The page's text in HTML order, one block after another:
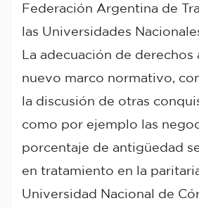
Federación Argentina de
las Universidades
La adecuación de derechos
nuevo marco normativo,
la discusión de otras
como por ejemplo las
porcentaje de antigüedad
en tratamiento en la
Universidad Nacional de